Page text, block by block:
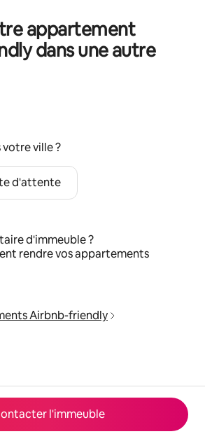
l'immeuble
appartement
dans une autre
votre ville ?
d'attente
d'immeuble ?
rendre vos appartements
Airbnb-friendly